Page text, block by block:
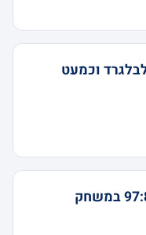
לבלגרד וכמעט
הסוף במונאקו: מכבי נופלת 97:86 במשחק